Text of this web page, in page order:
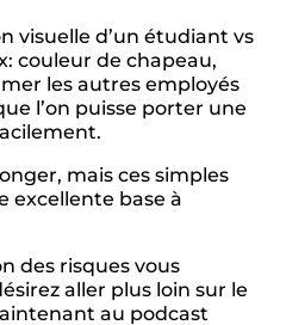
visuelle d’un étudiant vs
couleur de chapeau,
les autres employés
l’on puisse porter une
mais ces simples
excellente base à
des risques vous
aller plus loin sur le
au podcast